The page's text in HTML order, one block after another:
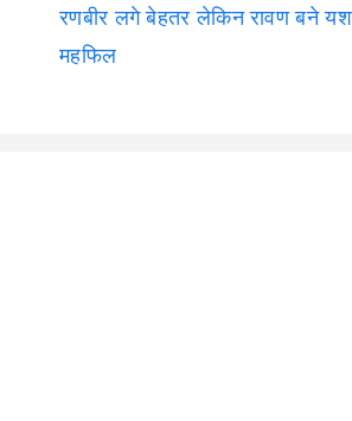
रणबीर लगे बेहतर लेकिन रावण बने
महफिल